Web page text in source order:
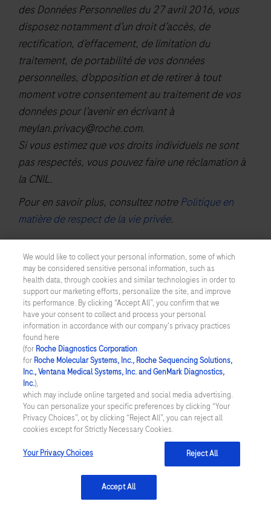
des Données Personnelles du 27 avril 2016, vous
disposez notamment d’un droit d’accès, de
rectification, d’effacement, de limitation du
traitement, de portabilité de vos données
personnelles, d’opposition et de retirer à tout
moment votre consentement au traitement de vos
données pour l’avenir en écrivant à
meylan.privacy@roche.com.
Si vous estimez que vos droits individuels ne sont
pas respectés, vous pouvez faire une réclamation à
la CNIL.
Pour en savoir plus, consultez notrePolitique en
matière de respect de la vie privée.
facebooktwitter linkedin
Mentions légales
Politique de Roche en matière de respect de la vie privée
Conditions générales de vente
Conditions générales d'utilisation
We would like to collect your personal information, some of which
may be considered sensitive personal information, such as
health data, through cookies and similar technologies in order to
support our marketing efforts, personalize the site, and improve
its performance. By clicking “Accept All”, you confirm that we
have your consent to collect and process your personal
information in accordance with our company's privacy practices
found here
(for Roche Diagnostics Corporation.
for Roche Molecular Systems, Inc., Roche Sequencing Solutions,
Inc., Ventana Medical Systems, Inc. and GenMark Diagnostics,
Inc.),
which may include online targeted and social media advertising.
You can personalize your specific preferences by clicking “Your
Privacy Choices”, or, by clicking “Reject All”, you can reject all
cookies except for Strictly Necessary Cookies.
Your Privacy Choices Reject All
Accept All